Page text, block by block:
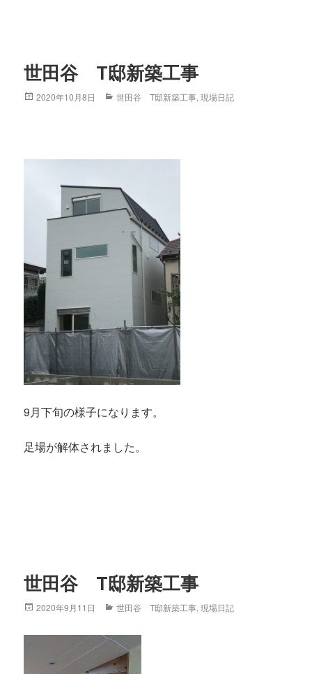
世田谷 T邸新築工事
Posted
2020年10月8日 Categories
世田谷 T邸新築工事,現場日記
9月下旬の様子になります。
足場が解体されました。
世田谷 T邸新築工事
Posted
2020年9月11日 Categories
世田谷 T邸新築工事,現場日記